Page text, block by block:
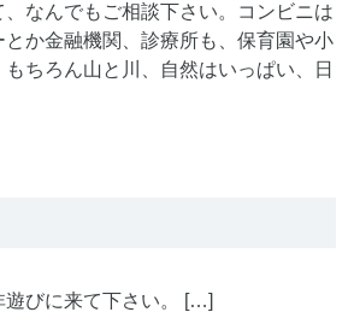
なんでもご相談下さい。コンビニは
か金融機関、診療所も、保育園や小
ちろん山と川、自然はいっぱい、日
遊びに来て下さい。 […]